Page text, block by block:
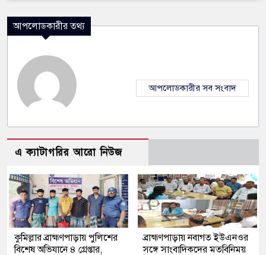
আপলোডকারীর তথ্য
আপলোডকারীর সব সংবাদ
এ ক্যাটাগরির আরো নিউজ
কুমিল্লার ব্রাহ্মণপাড়ায় পুলিশের
বিশেষ অভিযানে ৪ গ্রেপ্তার,
ব্রাহ্মণপাড়ায় নবাগত ইউএনওর
সঙ্গে সাংবাদিকদের মতবিনিময়